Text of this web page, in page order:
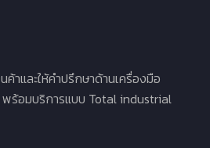
าและให้คำปรึกษาด้านเครื่องมือ
อมบริการแบบ Total industrial